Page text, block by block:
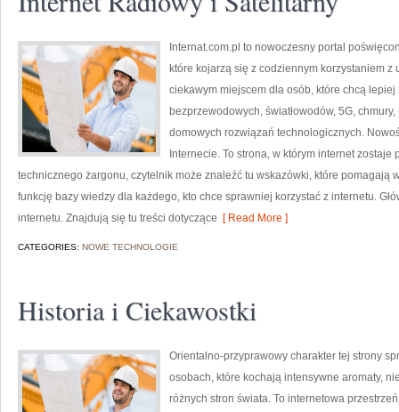
Internat.com.pl to nowoczesny portal
które kojarzą się z codziennym korzystaniem
ciekawym miejscem dla osób, które chcą
bezprzewodowych, światłowodów, 5G,
domowych rozwiązań technologicznych.
Internecie. To strona, w którym internet zostaje
technicznego żargonu, czytelnik może znaleźć tu wskazówki, które pomagają
funkcję bazy wiedzy dla każdego, kto chce sprawniej korzystać z internetu.
internetu. Znajdują się tu treści dotyczące [ Read More ]
CATEGORIES: NOWE TECHNOLOGIE
Historia i Ciekawostki
Orientalno-przyprawowy charakter tej strony
osobach, które kochają intensywne aromaty,
różnych stron świata. To internetowa